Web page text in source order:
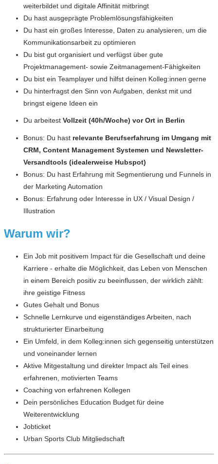
weiterbildet und digitale Affinität mitbringt
Du hast ausgeprägte Problemlösungsfähigkeiten
Du hast ein großes Interesse, Daten zu analysieren, um die
Kommunikationsarbeit zu optimieren
Du bist gut organisiert und verfügst über gute
Projektmanagement- sowie Zeitmanagement-Fähigkeiten
Du bist ein Teamplayer und hilfst deinen Kolleg:innen gerne
Du hinterfragst den Sinn von Aufgaben, denkst mit und
bringst eigene Ideen ein
Du arbeitest Vollzeit (40h/Woche) vor Ort in Berlin
Bonus: Du hast relevante Berufserfahrung im Umgang mit
CRM, Content Management Systemen und Newsletter-
Versandtools (idealerweise Hubspot)
Bonus: Du hast Erfahrung mit Segmentierung und Funnels in
der Marketing Automation
Bonus: Erfahrung oder Interesse in UX / Visual Design /
Illustration
Warum wir?
Ein Job mit positivem Impact für die Gesellschaft und deine
Karriere - erhalte die Möglichkeit, das Leben von Menschen
in einem Bereich positiv zu beeinflussen, der wirklich zählt:
ihre geistige Fitness
Gutes Gehalt und Bonus
Schnelle Lernkurve und eigenständiges Arbeiten, nach
strukturierter Einarbeitung
Ein Umfeld, in dem Kolleg:innen sich gegenseitig unterstützen
und voneinander lernen
Aktive Mitgestaltung und direkter Impact als Teil eines
erfahrenen, motivierten Teams
Coaching von erfahrenen Kollegen
Dein persönliches Education Budget für deine
Weiterentwicklung
Jobticket
Urban Sports Club Mitgliedschaft